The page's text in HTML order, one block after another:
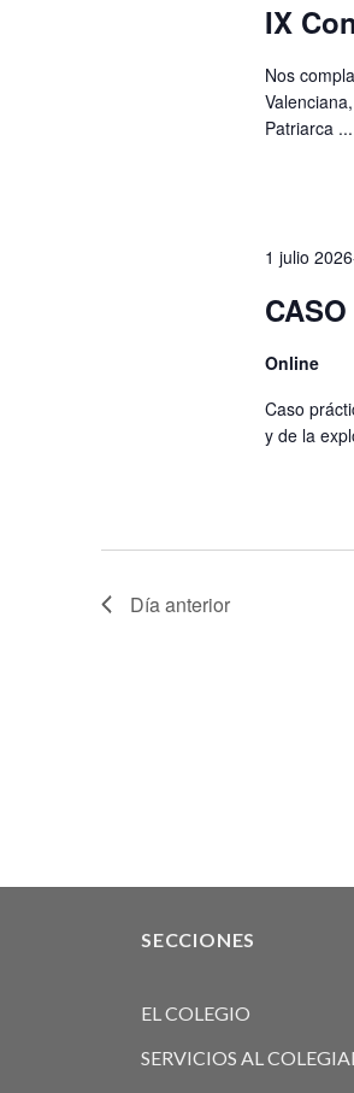
IX
Nos
Patriarca ...
1 julio
Online
Caso
y de la
Día anterior
SECCIONES
EL COLEGIO
SERVICIOS AL